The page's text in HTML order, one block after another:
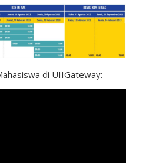
di UIIGateway: